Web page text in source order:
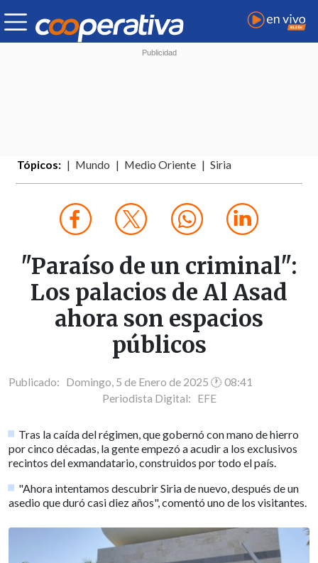
Tópicos: Mundo Medio Oriente Siria
"Paraíso de un criminal":
Los palacios de Al Asad
ahora son espacios
públicos
Publicado: Domingo, 5 de Enero de 2025 🕐 08:41
Periodista Digital: EFE
Tras la caída del régimen, que gobernó con mano de hierro
por cinco décadas, la gente empezó a acudir a los exclusivos
recintos del exmandatario, construidos por todo el país.
"Ahora intentamos descubrir Siria de nuevo, después de un
asedio que duró casi diez años", comentó uno de los visitantes.